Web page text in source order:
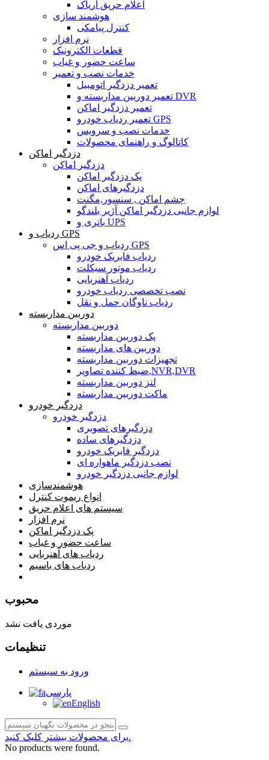
اعلام حریق آریاک
هوشمند سازی
کنترل پیامکی
نرم افزار
قطعات الکترونیک
ساعت حضور و غیاب
خدمات نصب و تعمیر
تعمیر دزدگیر اتومبیل
تعمیر دوربین مداربسته و DVR
تعمیر دزدگیر اماکن
تعمیر ردیاب خودرو GPS
خدمات نصب و سرویس
کاتالوگ و راهنمای محصولات
دزدگیر اماکن
دزدگیر اماکن
پک دزدگیر اماکن
دزدگیرهای اماکن
چشم اماکن , سنسور,مگنت
لوازم جانبی دزدگیر اماکن آژیر بلندگو
باتری و UPS
ردیاب و GPS
ردیاب و جی پی اس GPS
ردیاب فابریک خودرو
ردیاب موتور سیکلت
ردیاب آهنربایی
نصب تخصصی ردیاب خودرو
ردیاب ناوگان حمل و نقل
دوربین مداربسته
دوربین مداربسته
پک دوربین مداربسته
دوربین های مداربسته
تجهیزات دوربین مداربسته
ضبط کننده تصاویر,NVR,DVR
لنز دوربین مداربسته
ماکت دوربین مداربسته
دزدگیر خودرو
دزدگیر خودرو
دزدگیرهای تصویری
دزدگیرهای ساده
دزدگیر فابریک خودرو
نصب دزدگیر ماهواره ای
لوازم جانبی دزدگیر خودرو
هوشمندسازی
انواع ریموت کنترل
سیستم های اعلام حریق
نرم افزار
پک دزدگیر اماکن
ساعت حضور و غیاب
ردیاب های آهنربایی
ردیاب های باسیم
محبوب
موردی یافت نشد
تنظیمات
ورود به سیستم
پارسی
English
برای محصولات بیشتر کلیک کنید.
No products were found.